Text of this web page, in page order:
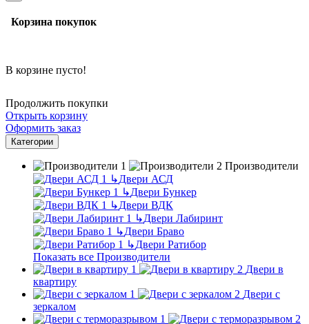
Корзина покупок
В корзине пусто!
Продолжить покупки
Открыть корзину
Оформить заказ
Категории
Производители
↳Двери АСД
↳Двери Бункер
↳Двери ВДК
↳Двери Лабиринт
↳Двери Браво
↳Двери Ратибор
Показать все Производители
Двери в
квартиру
Двери с
зеркалом